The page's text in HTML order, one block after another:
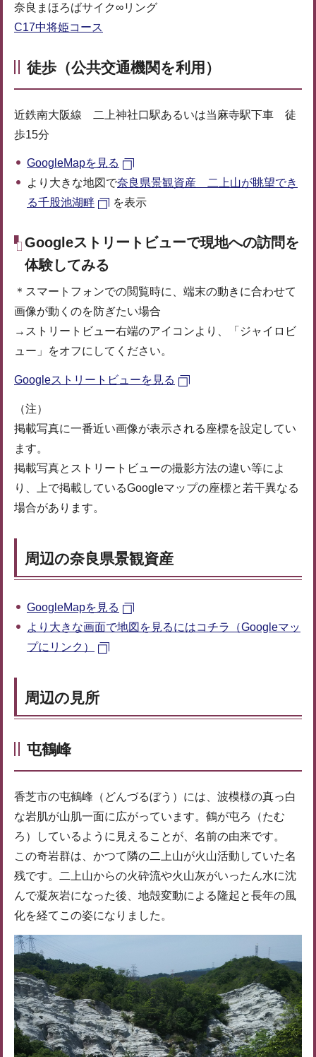
奈良まほろばサイク∞リング
C17中将姫コース
徒歩（公共交通機関を利用）
近鉄南大阪線 二上神社口駅あるいは当麻寺駅下車 徒
歩15分
GoogleMapを見る
より大きな地図で奈良県景観資産 二上山が眺望でき
る千股池湖畔
を表示
Googleストリートビューで現地への訪問を
体験してみる
＊スマートフォンでの閲覧時に、端末の動きに合わせて
画像が動くのを防ぎたい場合
→ストリートビュー右端のアイコンより、「ジャイロビ
ュー」をオフにしてください。
Googleストリートビューを見る
（注）
掲載写真に一番近い画像が表示される座標を設定してい
ます。
掲載写真とストリートビューの撮影方法の違い等によ
り、上で掲載しているGoogleマップの座標と若干異なる
場合があります。
周辺の奈良県景観資産
GoogleMapを見る
より大きな画面で地図を見るにはコチラ（Googleマッ
プにリンク）
周辺の見所
屯鶴峰
香芝市の屯鶴峰（どんづるぼう）には、波模様の真っ白
な岩肌が山肌一面に広がっています。鶴が屯ろ（たむ
ろ）しているように見えることが、名前の由来です。
この奇岩群は、かつて隣の二上山が火山活動していた名
残です。二上山からの火砕流や火山灰がいったん水に沈
んで凝灰岩になった後、地殻変動による隆起と長年の風
化を経てこの姿になりました。